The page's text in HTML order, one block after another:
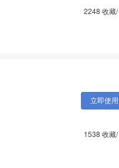
2248 收藏/
1538 收藏/